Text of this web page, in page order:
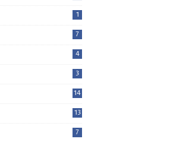
1
7
4
3
14
13
7